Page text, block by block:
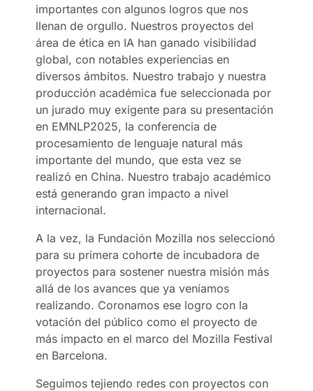
importantes con algunos logros que nos
llenan de orgullo. Nuestros proyectos del
área de ética en IA han ganado visibilidad
global, con notables experiencias en
diversos ámbitos. Nuestro trabajo y nuestra
producción académica fue seleccionada por
un jurado muy exigente para su presentación
en EMNLP2025, la conferencia de
procesamiento de lenguaje natural más
importante del mundo, que esta vez se
realizó en China. Nuestro trabajo académico
está generando gran impacto a nivel
internacional.
A la vez, la Fundación Mozilla nos seleccionó
para su primera cohorte de incubadora de
proyectos para sostener nuestra misión más
allá de los avances que ya veníamos
realizando. Coronamos ese logro con la
votación del público como el proyecto de
más impacto en el marco del Mozilla Festival
en Barcelona.
Seguimos tejiendo redes con proyectos con